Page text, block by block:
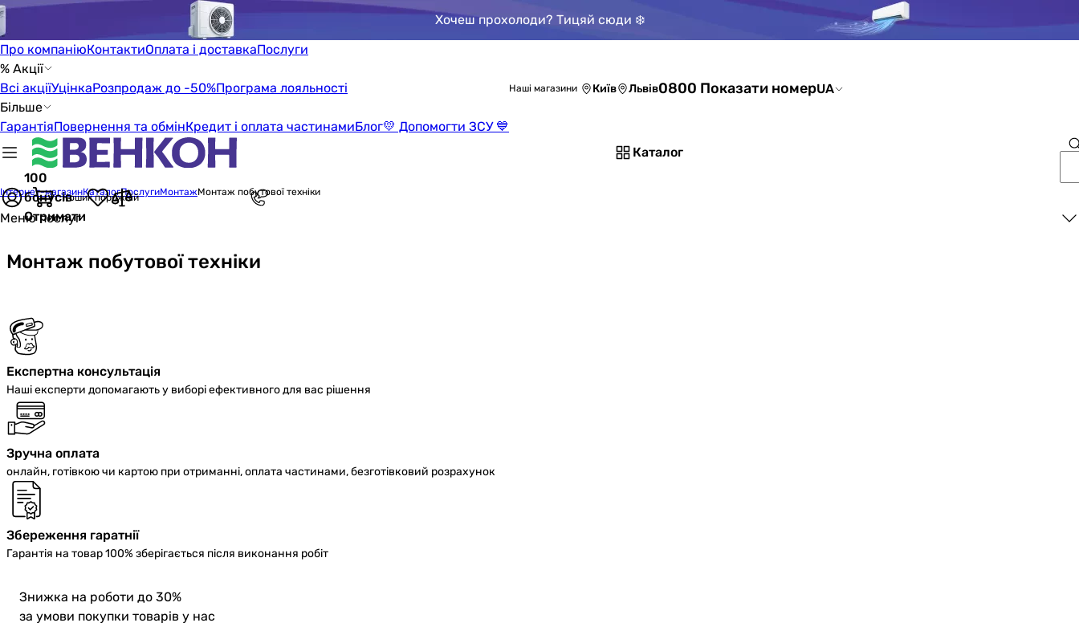
Хочеш прохолоди? Тицяй сюди ❄️
Про компаніюКонтактиОплата і доставкаПослуги
% Акції
Всі акціїУцінкаРозпродаж до -50%Програма лояльності
Більше
ГарантіяПовернення та обмінКредит і оплата частинамиБлог💛 Допомогти ЗСУ 💙
Наші магазини Київ Львів0800 Показати номерUA
Каталог
100
бонусів
Отримати
Кошик порожній
Інтернет-магазинКаталогПослугиМонтажМонтаж побутової техніки
Монтаж побутової техніки
Експертна консультація
Наші експерти допомагають у виборі ефективного для вас рішення
Зручна оплата
онлайн, готівкою чи картою при отриманні, оплата частинами, безготівковий розрахунок
Збереження гаратнії
Гарантія на товар 100% зберігається після виконання робіт
Знижка на роботи до 30%
за умови покупки товарів у нас
Меню послуг